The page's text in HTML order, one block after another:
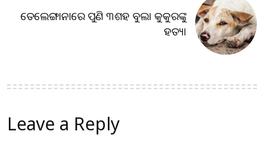
ତେଲେଙ୍ଗାନାରେ ପୁଣି ୩ଶହ ବୁଲା କୁକୁରଙ୍କୁ
ହତ୍ୟା
Leave a Reply